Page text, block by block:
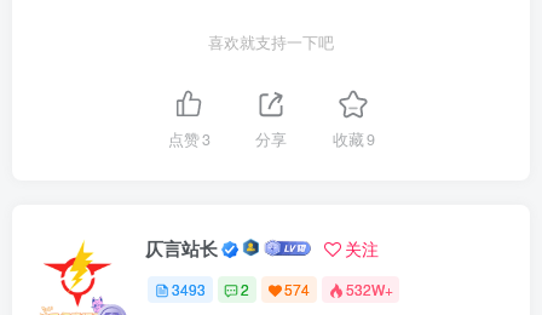
喜欢就支持一下吧
点赞3 分享 收藏9
仄言站长 关注
3493 2 574 532W+